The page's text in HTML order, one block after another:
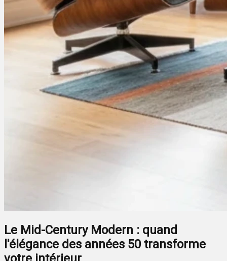
Le Mid-Century Modern : quand
l'élégance des années 50 transforme